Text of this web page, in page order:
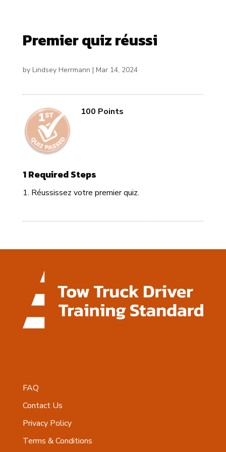
Premier quiz réussi
by Lindsey Herrmann | Mar 14, 2024
100 Points
1 Required Steps
Réussissez votre premier quiz.
FAQ
Contact Us
Privacy Policy
Terms & Conditions